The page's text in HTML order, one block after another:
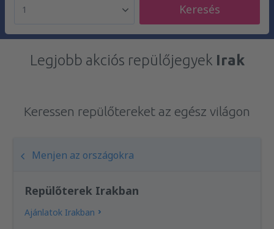
1 Keresés
Legjobb akciós repülőjegyek Irak
Keressen repülőtereket az egész világon
Menjen az országokra
Repülőterek Irakban
Ajánlatok Irakban